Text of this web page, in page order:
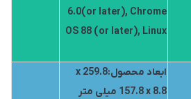
6.0(or later), Chrome
OS 88 (or later), Linux
ابعاد محصول:259.8 x
157.8 x 8.8 میلی متر